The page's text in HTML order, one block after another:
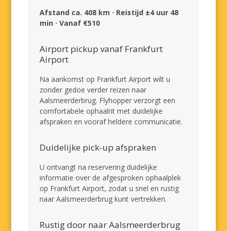
Afstand ca. 408 km · Reistijd ±4 uur 48
min · Vanaf €510
Airport pickup vanaf Frankfurt
Airport
Na aankomst op Frankfurt Airport wilt u
zonder gedoe verder reizen naar
Aalsmeerderbrug. Flyhopper verzorgt een
comfortabele ophaalrit met duidelijke
afspraken en vooraf heldere communicatie.
Duidelijke pick-up afspraken
U ontvangt na reservering duidelijke
informatie over de afgesproken ophaalplek
op Frankfurt Airport, zodat u snel en rustig
naar Aalsmeerderbrug kunt vertrekken.
Rustig door naar Aalsmeerderbrug